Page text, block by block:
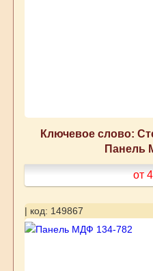
Ключевое слово:
Панель
от
| код: 149867